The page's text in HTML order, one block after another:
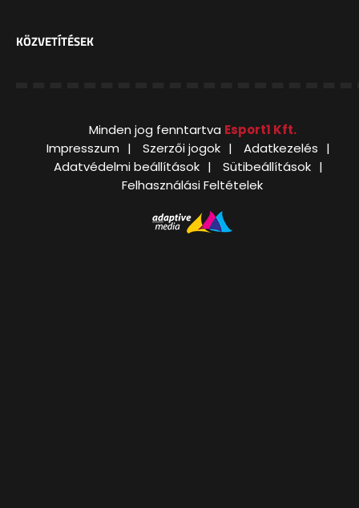
KÖZVETÍTÉSEK
Minden jog fenntartva Esport1 Kft.
Impresszum
Szerzői jogok
Adatkezelés
Adatvédelmi beállítások
Sütibeállítások
Felhasználási Feltételek